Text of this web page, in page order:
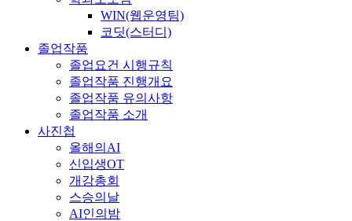
WIN(웹운영팀)
코딧(스터디)
졸업작품
졸업요건 시행규칙
졸업작품 진행개요
졸업작품 유의사항
졸업작품 소개
사진첩
올해의AI
신입생OT
개강총회
스승의날
AI인의밤